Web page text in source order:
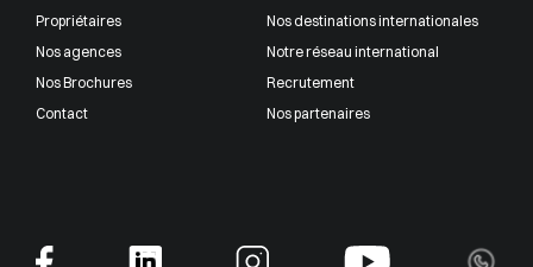
Propriétaires
Nos agences
Nos Brochures
Contact
Nos destinations internationales
Notre réseau international
Recrutement
Nos partenaires